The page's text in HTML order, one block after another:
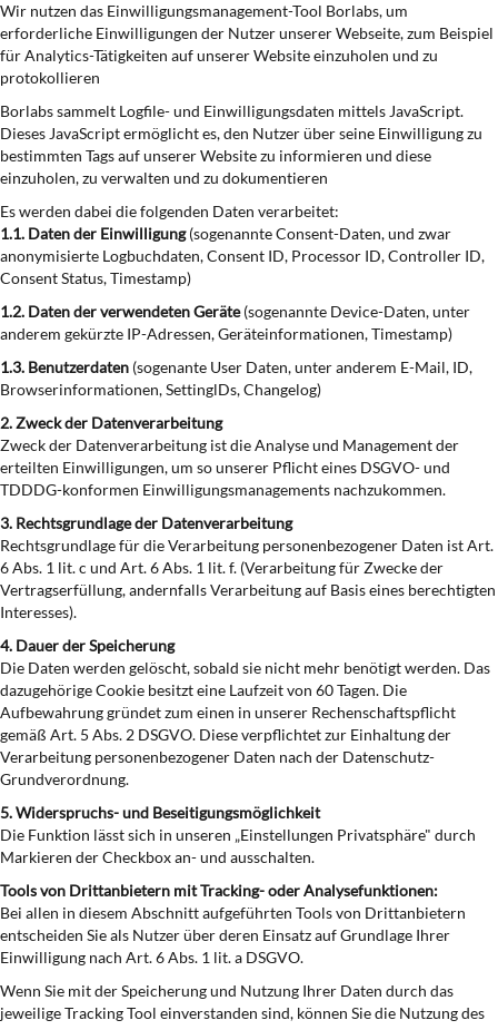
Wir nutzen das Einwilligungsmanagement-Tool Borlabs, um
erforderliche Einwilligungen der Nutzer unserer Webseite, zum Beispiel
für Analytics-Tätigkeiten auf unserer Website einzuholen und zu
protokollieren
Borlabs sammelt Logfile- und Einwilligungsdaten mittels JavaScript.
Dieses JavaScript ermöglicht es, den Nutzer über seine Einwilligung zu
bestimmten Tags auf unserer Website zu informieren und diese
einzuholen, zu verwalten und zu dokumentieren
Es werden dabei die folgenden Daten verarbeitet:
1.1. Daten der Einwilligung(sogenannte Consent-Daten, und zwar
anonymisierte Logbuchdaten, Consent ID, Processor ID, Controller ID,
Consent Status, Timestamp)
1.2. Daten der verwendeten Geräte(sogenannte Device-Daten, unter
anderem gekürzte IP-Adressen, Geräteinformationen, Timestamp)
1.3. Benutzerdaten (sogenante User Daten, unter anderem E-Mail, ID,
Browserinformationen, SettinglDs, Changelog)
2. Zweck der Datenverarbeitung
Zweck der Datenverarbeitung ist die Analyse und Management der
erteilten Einwilligungen, um so unserer Pflicht eines DSGVO- und
TDDDG-konformen Einwilligungsmanagements nachzukommen.
3. Rechtsgrundlage der Datenverarbeitung
Rechtsgrundlage für die Verarbeitung personenbezogener Daten ist Art.
6 Abs. 1 lit. c und Art. 6 Abs. 1 lit. f. (Verarbeitung für Zwecke der
Vertragserfüllung, andernfalls Verarbeitung auf Basis eines berechtigten
Interesses).
4. Dauer der Speicherung
Die Daten werden gelöscht, sobald sie nicht mehr benötigt werden. Das
dazugehörige Cookie besitzt eine Laufzeit von 60 Tagen. Die
Aufbewahrung gründet zum einen in unserer Rechenschaftspflicht
gemäß Art. 5 Abs. 2 DSGVO. Diese verpflichtet zur Einhaltung der
Verarbeitung personenbezogener Daten nach der Datenschutz-
Grundverordnung.
5. Widerspruchs- und Beseitigungsmöglichkeit
Die Funktion lässt sich in unseren „Einstellungen Privatsphäre" durch
Markieren der Checkbox an- und ausschalten.
Tools von Drittanbietern mit Tracking- oder Analysefunktionen:
Bei allen in diesem Abschnitt aufgeführten Tools von Drittanbietern
entscheiden Sie als Nutzer über deren Einsatz auf Grundlage Ihrer
Einwilligung nach Art. 6 Abs. 1 lit. a DSGVO.
Wenn Sie mit der Speicherung und Nutzung Ihrer Daten durch das
jeweilige Tracking Tool einverstanden sind, können Sie die Nutzung des